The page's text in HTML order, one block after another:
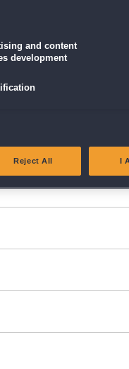
and content
development
fix errors
Reject All I